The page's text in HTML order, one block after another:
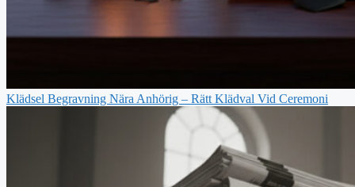
Klädsel Begravning Nära Anhörig – Rätt Klädval Vid Ceremoni